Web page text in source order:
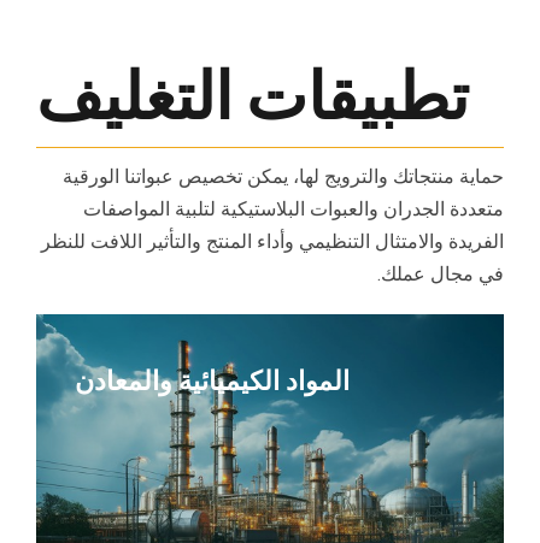
تطبيقات التغليف
حماية منتجاتك والترويج لها، يمكن تخصيص عبواتنا الورقية
متعددة الجدران والعبوات البلاستيكية لتلبية المواصفات
الفريدة والامتثال التنظيمي وأداء المنتج والتأثير اللافت للنظر
في مجال عملك.
المواد الكيميائية والمعادن